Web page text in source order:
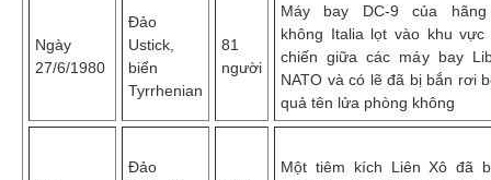
Ngày
27/6/1980
Đảo
Ustick,
biển
Tyrrhenian
81
người
Máy bay DC-9 của hãng
không Italia lọt vào khu vực
chiến giữa các máy bay
NATO và có lẽ đã bị bắn rơi
quả tên lửa phòng không
Đảo
Một tiêm kích Liên Xô đã